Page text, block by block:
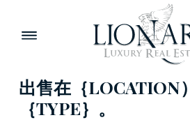
出售在｛LOCATION
｛TYPE｝。